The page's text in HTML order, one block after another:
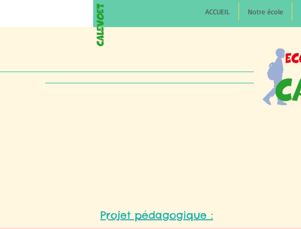
ACCUEIL Notre école
Projet pédagogique :